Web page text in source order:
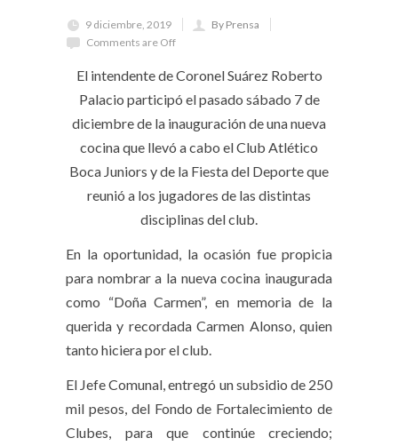
9 diciembre, 2019
By Prensa
Comments are Off
El intendente de Coronel Suárez Roberto
Palacio participó el pasado sábado 7 de
diciembre de la inauguración de una nueva
cocina que llevó a cabo el Club Atlético
Boca Juniors y de la Fiesta del Deporte que
reunió a los jugadores de las distintas
disciplinas del club.
En la oportunidad, la ocasión fue propicia
para nombrar a la nueva cocina inaugurada
como “Doña Carmen”, en memoria de la
querida y recordada Carmen Alonso, quien
tanto hiciera por el club.
El Jefe Comunal, entregó un subsidio de 250
mil pesos, del Fondo de Fortalecimiento de
Clubes, para que continúe creciendo;